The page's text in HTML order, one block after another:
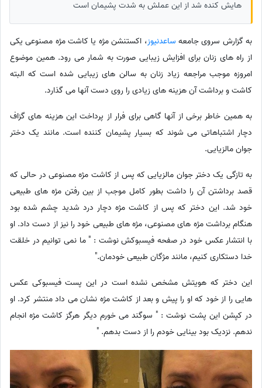
هایش کنده شد از این عملش به شدت پشیمان است
به گزارش سروی جامعه ساعدنیوز، اکستنشن مژه یا کاشت مژه مصنوعی یکی
از راه های زنان برای افزایش زیبایی صورت به شمار می رود. همین موضوع
امروزه موجب مراجعه زیاد زنان به سالن های زیبایی شده است که البته
کاشت و برداشت آن هزینه های زیادی را روی دست آنها می گذارد.
به همین خاطر برخی از آنها گاهی برای فرار از پرداخت این هزینه های گزاف
دچار اشتباهاتی می شوند که بسیار پشیمان کننده است. مانند یک دختر
جوان مالزیایی.
به تازگی یک دختر جوان مالزیایی که پس از کاشت مژه مصنوعی در حالی که
قصد برداشتن آن را داشت بطور کامل موجب از بین رفتن مژه های طبیعی
خود شد. این دختر که پس از کاشت مژه دچار درد شدید چشم شده بود
هنگام برداشت مژه های مصنوعی، مژه های طبیعی خود را نیز از دست داد. او
با انتشار عکس خود در صفحه فیسبوکش نوشت : " ما نمی توانیم در خلقت
خدا دستکاری کنیم، مانند مژگان طبیعی خودمان."
این دختر که هویتش مشخص نشده است در این پست فیسبوکی عکس
هایی را از خود که او را پیش و بعد از کاشت مژه نشان می داد منتشر کرد. او
در کپشن این پشت نوشت : " سوگند می خورم دیگر هرگز کاشت مژه انجام
ندهم. نزدیک بود بینایی خودم را از دست بدهم. "